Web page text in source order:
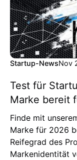
Startup-NewsNov
Test für
Marke bereit
Finde mit
Marke für 2026
Reifegrad des
Markenidentität